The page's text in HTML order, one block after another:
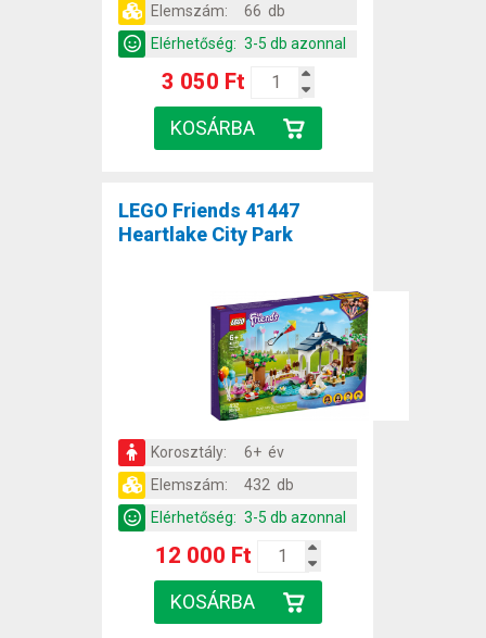
Elemszám:
66 db
Elérhetőség: 3-5 db azonnal
3 050 Ft
LEGO Friends 41447
Heartlake City Park
Korosztály:
6+ év
Elemszám:
432 db
Elérhetőség: 3-5 db azonnal
12 000 Ft